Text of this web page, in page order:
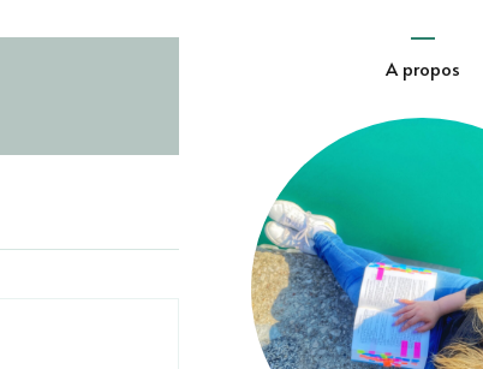
A propos